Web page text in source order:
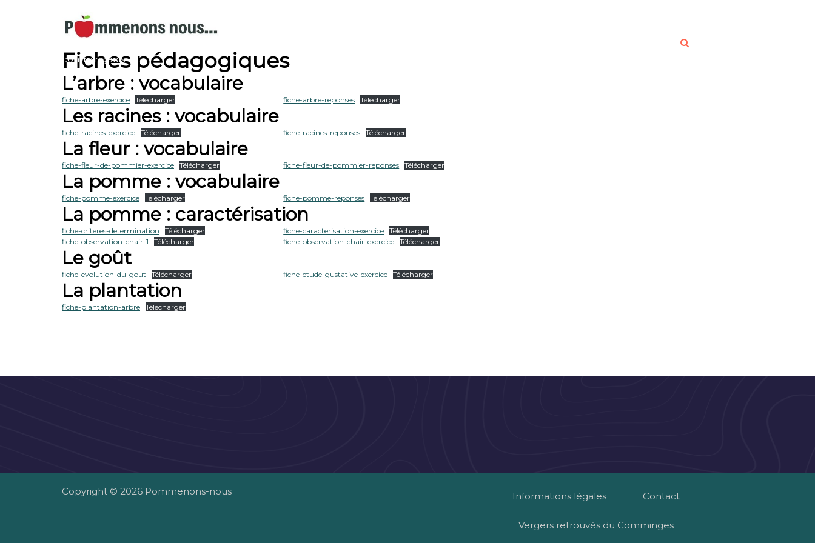
commingeois
Fiches pédagogiques
L’arbre : vocabulaire
fiche-arbre-exercice Télécharger fiche-arbre-reponses Télécharger
Les racines : vocabulaire
fiche-racines-exercice Télécharger fiche-racines-reponses Télécharger
La fleur : vocabulaire
fiche-fleur-de-pommier-exercice Télécharger fiche-fleur-de-pommier-reponses Télécharger
La pomme : vocabulaire
fiche-pomme-exercice Télécharger fiche-pomme-reponses Télécharger
La pomme : caractérisation
fiche-criteres-determination Télécharger fiche-caracterisation-exercice
Télécharger
fiche-observation-chair-1
Télécharger fiche-observation-chair-exercice Télécharger
Le goût
fiche-evolution-du-gout Télécharger fiche-etude-gustative-exercice Télécharger
La plantation
fiche-plantation-arbre Télécharger
Copyright © 2026 Pommenons-nous Informations légales Contact
Vergers retrouvés du Comminges